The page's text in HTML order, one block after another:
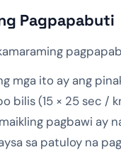
Pagpapabuti
mga ito ay ang
(15 × 25 sec /
pagbawi ay
sa patuloy na